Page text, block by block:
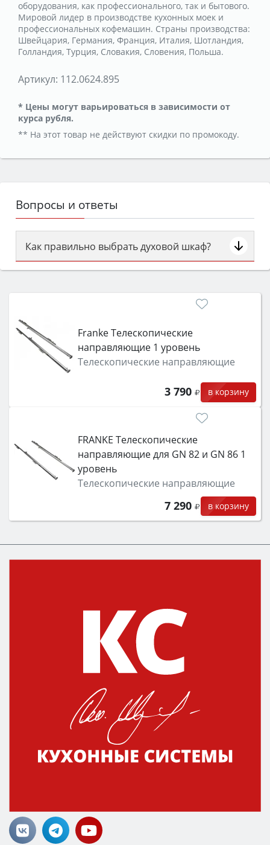
оборудования, как профессионального, так и бытового.
Мировой лидер в производстве кухонных моек и
профессиональных кофемашин. Страны производства:
Швейцария, Германия, Франция, Италия, Шотландия,
Голландия, Турция, Словакия, Словения, Польша.
Артикул: 112.0624.895
* Цены могут варьироваться в зависимости от
курса рубля.
** На этот товар не действуют скидки по промокоду.
Вопросы и ответы
Как правильно выбрать духовой шкаф?
Сначала определитесь с типом (газовый или
затем смотрите на объём 50–70 л для семьи,
функции (конвекция, гриль, самоочистка,
защита от детей).
Franke Телескопические
направляющие 1 уровень
Телескопические направляющие
3 790 в корзину
FRANKE Телескопические
направляющие для GN 82 и GN 86 1
уровень
Телескопические направляющие
7 290 в корзину